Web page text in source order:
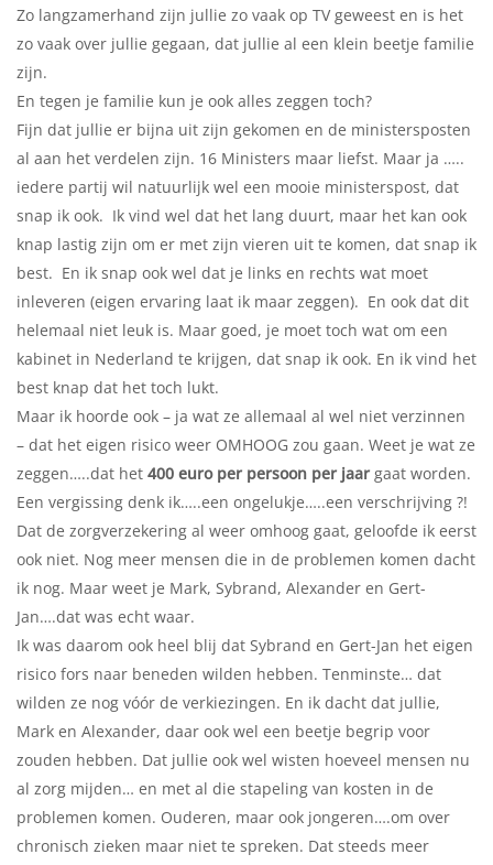
Zo langzamerhand zijn jullie zo vaak op TV geweest en is het
zo vaak over jullie gegaan, dat jullie al een klein beetje familie
zijn.
En tegen je familie kun je ook alles zeggen toch?
Fijn dat jullie er bijna uit zijn gekomen en de ministersposten
al aan het verdelen zijn. 16 Ministers maar liefst. Maar ja …..
iedere partij wil natuurlijk wel een mooie ministerspost, dat
snap ik ook. Ik vind wel dat het lang duurt, maar het kan ook
knap lastig zijn om er met zijn vieren uit te komen, dat snap ik
best. En ik snap ook wel dat je links en rechts wat moet
inleveren (eigen ervaring laat ik maar zeggen). En ook dat dit
helemaal niet leuk is. Maar goed, je moet toch wat om een
kabinet in Nederland te krijgen, dat snap ik ook. En ik vind het
best knap dat het toch lukt.
Maar ik hoorde ook – ja wat ze allemaal al wel niet verzinnen
– dat het eigen risico weer OMHOOG zou gaan. Weet je wat ze
zeggen…..dat het 400 euro per persoon per jaar gaat worden.
Een vergissing denk ik…..een ongelukje…..een verschrijving ?!
Dat de zorgverzekering al weer omhoog gaat, geloofde ik eerst
ook niet. Nog meer mensen die in de problemen komen dacht
ik nog. Maar weet je Mark, Sybrand, Alexander en Gert-
Jan….dat was echt waar.
Ik was daarom ook heel blij dat Sybrand en Gert-Jan het eigen
risico fors naar beneden wilden hebben. Tenminste… dat
wilden ze nog vóór de verkiezingen. En ik dacht dat jullie,
Mark en Alexander, daar ook wel een beetje begrip voor
zouden hebben. Dat jullie ook wel wisten hoeveel mensen nu
al zorg mijden… en met al die stapeling van kosten in de
problemen komen. Ouderen, maar ook jongeren….om over
chronisch zieken maar niet te spreken. Dat steeds meer